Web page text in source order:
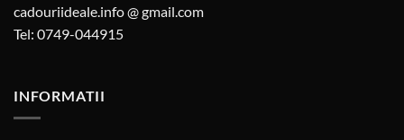
cadouriideale.info @ gmail.com
Tel: 0749-044915
INFORMATII